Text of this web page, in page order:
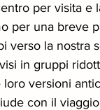
per visita
per una breve
verso la
in gruppi
versioni
con il